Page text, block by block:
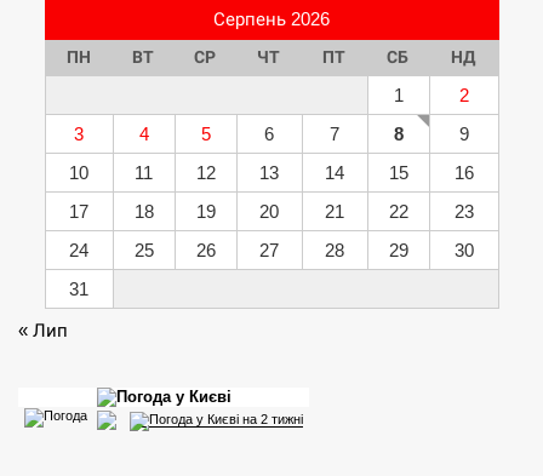
Серпень 2026
ПН ВТ СР ЧТ ПТ СБ НД
1
2
3
4 5 6 7 8
9
10
11 12 13 14 15
16
17
18 19 20 21 22
23
24
25 26 27 28 29
30
31
« Лип